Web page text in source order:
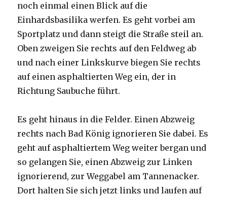
noch einmal einen Blick auf die
Einhardsbasilika werfen. Es geht vorbei am
Sportplatz und dann steigt die Straße steil an.
Oben zweigen Sie rechts auf den Feldweg ab
und nach einer Linkskurve biegen Sie rechts
auf einen asphaltierten Weg ein, der in
Richtung Saubuche führt.
Es geht hinaus in die Felder. Einen Abzweig
rechts nach Bad König ignorieren Sie dabei. Es
geht auf asphaltiertem Weg weiter bergan und
so gelangen Sie, einen Abzweig zur Linken
ignorierend, zur Weggabel am Tannenacker.
Dort halten Sie sich jetzt links und laufen auf